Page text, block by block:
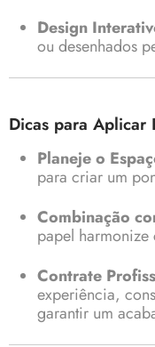
Design
ou desenhados
Dicas para Aplicar
Planeje o
para criar um
Combinação
papel
Contrate
experiência,
garantir um